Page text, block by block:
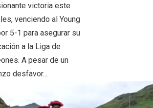
victoria este
venciendo al Young
5-1 para asegurar su
a la Liga de
A pesar de un
desfavor...